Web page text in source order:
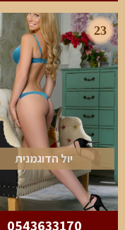
23
יול הדוגמנית
0543633170